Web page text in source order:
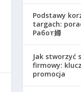
Podstawy
targach:
Работ婦
Jak stworzyć
firmowy:
promocja